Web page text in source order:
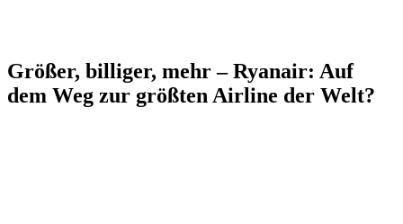
Größer, billiger, mehr – Ryanair: Auf
dem Weg zur größten Airline der Welt?